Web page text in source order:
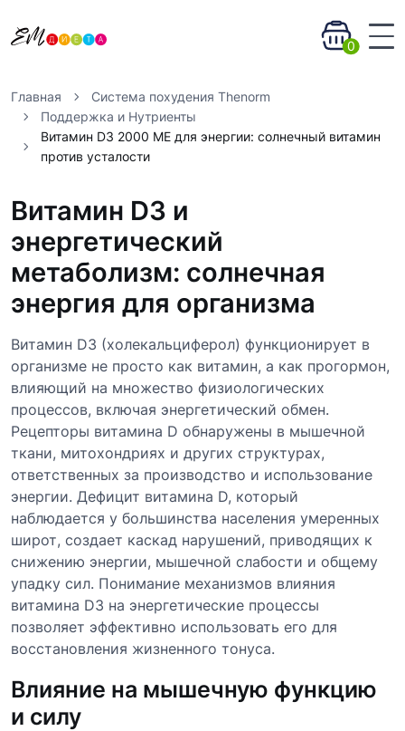
0
Главная
Система похудения Thenorm
Поддержка и Нутриенты
Витамин D3 2000 МЕ для энергии: солнечный витамин
против усталости
Витамин D3 и
энергетический
метаболизм: солнечная
энергия для организма
Витамин D3 (холекальциферол) функционирует в
организме не просто как витамин, а как прогормон,
влияющий на множество физиологических
процессов, включая энергетический обмен.
Рецепторы витамина D обнаружены в мышечной
ткани, митохондриях и других структурах,
ответственных за производство и использование
энергии. Дефицит витамина D, который
наблюдается у большинства населения умеренных
широт, создает каскад нарушений, приводящих к
снижению энергии, мышечной слабости и общему
упадку сил. Понимание механизмов влияния
витамина D3 на энергетические процессы
позволяет эффективно использовать его для
восстановления жизненного тонуса.
Влияние на мышечную функцию
и силу